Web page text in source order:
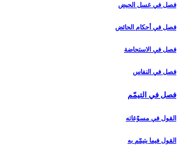
فصل في غسل الحيض‏
فصل في أحكام الحائض‏
فصل في الاستحاضة
فصل في النفاس‏
فصل في التيمّم‏
القول في مسوّغاته‏
القول فيما يتيمّم به‏